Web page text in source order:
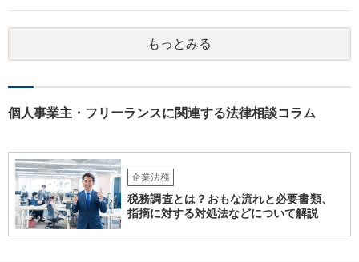
もっとみる
個人事業主・フリーランスに関連する法律相談コラム
企業法務
税務調査とは？おもな流れと必要書類、
指摘に対する対処法などについて解説